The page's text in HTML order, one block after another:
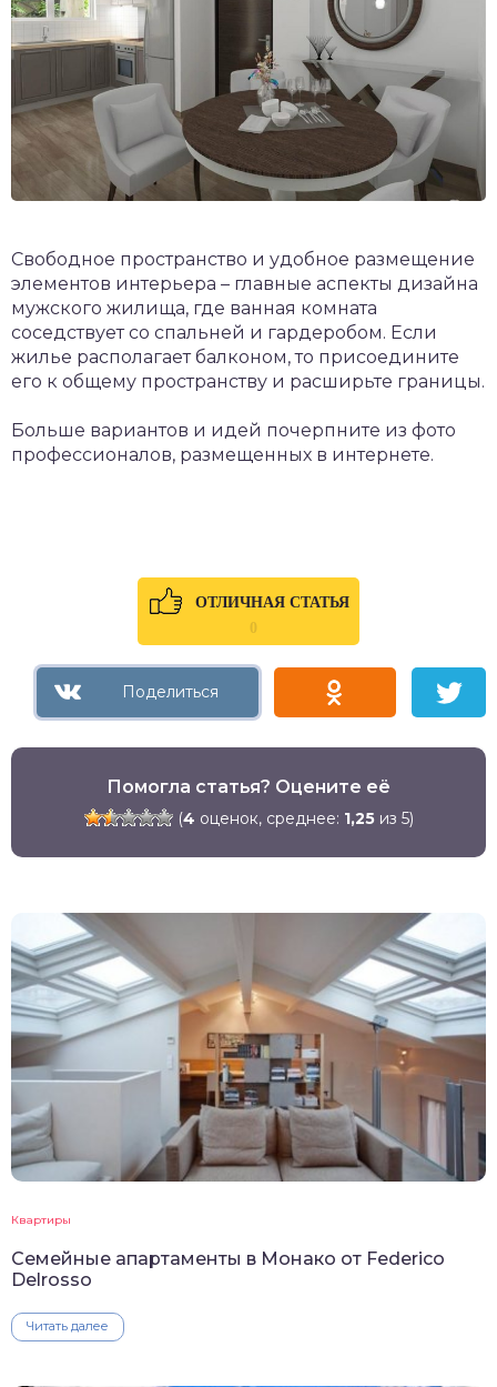
Свободное пространство и удобное размещение
элементов интерьера – главные аспекты дизайна
мужского жилища, где ванная комната
соседствует со спальней и гардеробом. Если
жилье располагает балконом, то присоедините
его к общему пространству и расширьте границы.
Больше вариантов и идей почерпните из фото
профессионалов, размещенных в интернете.
ОТЛИЧНАЯ СТАТЬЯ
0
Помогла статья? Оцените её
(4 оценок, среднее: 1,25из 5)
Квартиры
Семейные апартаменты в Монако от Federico
Delrosso
Читать далее